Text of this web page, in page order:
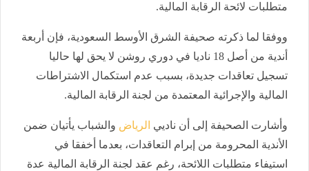
متطلبات لائحة الرقابة المالية.
ووفقا لما ذكرته صحيفة الشرق الأوسط السعودية، فإن أربعة
أندية من أصل 18 ناديا في دوري روشن لا يحق لها حاليا
تسجيل تعاقدات جديدة، بسبب عدم استكمال الاشتراطات
المالية والإجرائية المعتمدة من لجنة الرقابة المالية.
وأشارت الصحيفة إلى أن ناديي الرياض والشباب يأتيان ضمن
الأندية المحرومة من إبرام التعاقدات، بعدما أخفقا في
استيفاء متطلبات اللائحة، رغم عقد لجنة الرقابة المالية عدة